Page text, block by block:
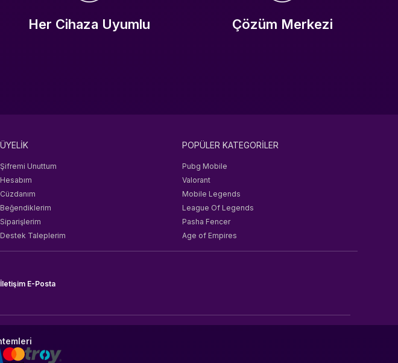
Her Cihaza Uyumlu Çözüm Merkezi
ÜYELİK
Şifremi Unuttum
Hesabım
Cüzdanım
Beğendiklerim
Siparişlerim
Destek Taleplerim
POPÜLER KATEGORİLER
Pubg Mobile
Valorant
Mobile Legends
League Of Legends
Pasha Fencer
Age of Empires
İletişim E-Posta